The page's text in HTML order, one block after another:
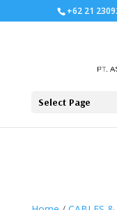
+62 21
Select Page